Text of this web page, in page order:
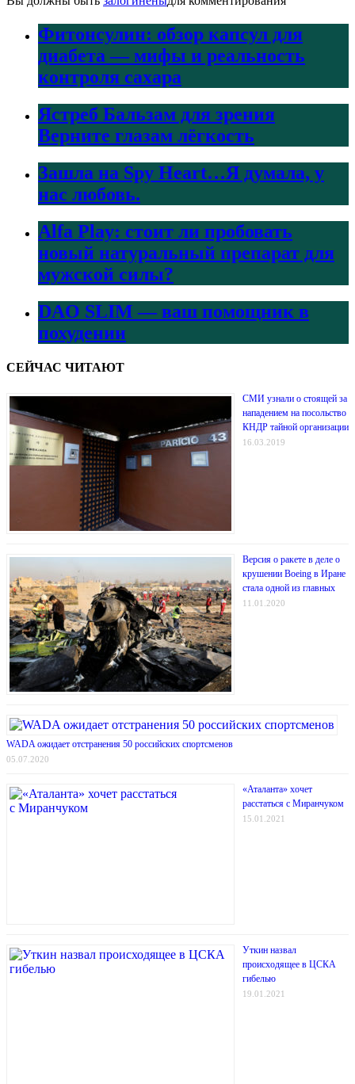
Фитонсулин: обзор капсул для
диабета — мифы и реальность
контроля сахара
Ястреб Бальзам для зрения
Верните глазам лёгкость
Зашла на Spy Heart…Я думала, у
нас любовь.
Alfa Play: стоит ли пробовать
новый натуральный препарат для
мужской силы?
DAO SLIM — ваш помощник в
похудении
СЕЙЧАС ЧИТАЮТ
СМИ узнали о стоящей за
нападением на посольство
КНДР тайной организации
16.03.2019
Версия о ракете в деле о
крушении Boeing в Иране
стала одной из главных
11.01.2020
WADA ожидает отстранения 50 российских спортсменов
05.07.2020
«Аталанта» хочет
расстаться с Миранчуком
15.01.2021
Уткин назвал
происходящее в ЦСКА
гибелью
19.01.2021